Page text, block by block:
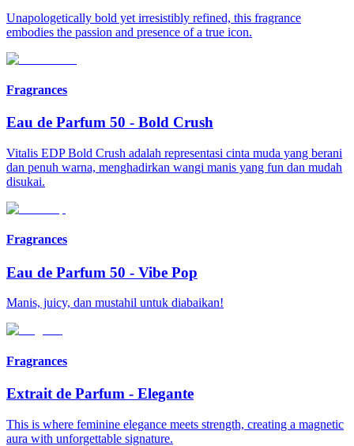
Unapologetically bold yet irresistibly refined, this fragrance
embodies the passion and presence of a true icon.
Fragrances
Eau de Parfum 50 - Bold Crush
Vitalis EDP Bold Crush adalah representasi cinta muda yang berani
dan penuh warna, menghadirkan wangi manis yang fun dan mudah
disukai.
Fragrances
Eau de Parfum 50 - Vibe Pop
Manis, juicy, dan mustahil untuk diabaikan!
Fragrances
Extrait de Parfum - Elegante
This is where feminine elegance meets strength, creating a magnetic
aura with unforgettable signature.